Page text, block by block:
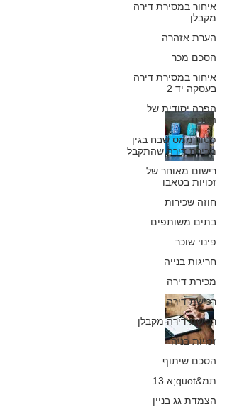
איחור במסירת דירה
מקבלן
הערת אזהרה
הסכם מכר
איחור במסירת דירה
בעסקה יד 2
הפרה יסודית של
הסכם
פטור ממס שבח בגין
מכירת דירה שהתקבל
רישום מאוחר של
זכויות בטאבו
חוזה שכירות
בתים משותפים
פינוי שוכר
חריגות בנייה
מכירת דירה
רכישת דירה
רכישת דירה מקבלן
זכויות בניה
הסכם שיתוף
תמ&quot;א 13
הצמדת גג בניין
האינטרנט
כשהמזוודות
מגיעות באיחור
כפיר חיון, עורך דין
ואותיות קטנות -